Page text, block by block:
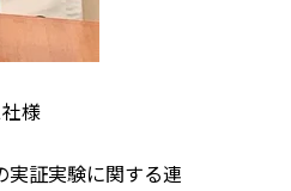
様
実証実験に関する連
ておきたいこと
ック解説 今年度こそ、ビジネス